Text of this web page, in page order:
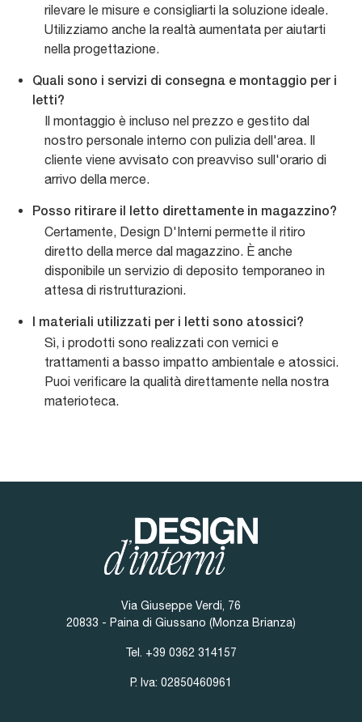
rilevare le misure e consigliarti la soluzione ideale.
Utilizziamo anche la realtà aumentata per aiutarti
nella progettazione.
Quali sono i servizi di consegna e montaggio per i
letti?
Il montaggio è incluso nel prezzo e gestito dal
nostro personale interno con pulizia dell'area. Il
cliente viene avvisato con preavviso sull'orario di
arrivo della merce.
Posso ritirare il letto direttamente in magazzino?
Certamente, Design D'Interni permette il ritiro
diretto della merce dal magazzino. È anche
disponibile un servizio di deposito temporaneo in
attesa di ristrutturazioni.
I materiali utilizzati per i letti sono atossici?
Sì, i prodotti sono realizzati con vernici e
trattamenti a basso impatto ambientale e atossici.
Puoi verificare la qualità direttamente nella nostra
materioteca.
Via Giuseppe Verdi, 76
20833 - Paina di Giussano (Monza Brianza)
Tel. +39 0362 314157
P. Iva: 02850460961